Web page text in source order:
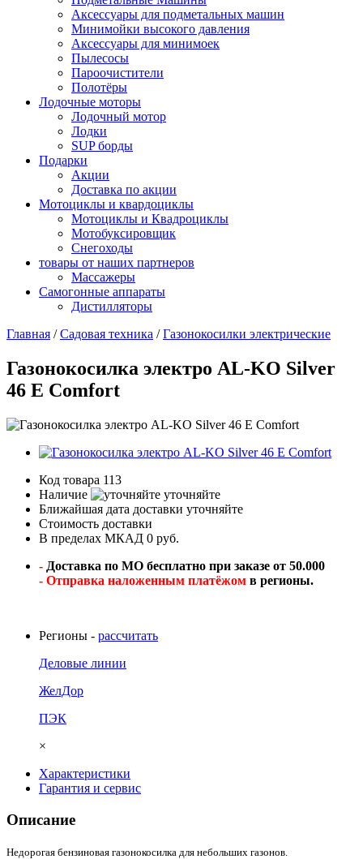
Аксессуары для подметальных машин
Минимойки высокого давления
Аксессуары для минимоек
Пылесосы
Пароочистители
Полотёры
Лодочные моторы
Лодочный мотор
Лодки
SUP борды
Подарки
Акции
Доставка по акции
Мотоциклы и квардоциклы
Мотоциклы и Квадроциклы
Мотобуксировщик
Снегоходы
товары от наших партнеров
Массажеры
Самогонные аппараты
Дистилляторы
Главная /Садовая техника /Газонокосилки электрические
Газонокосилка электро AL-KO Silver
46 E Comfort
Код товара 113
Наличие
уточняйте
Ближайшая дата доставки уточняйте
Стоимость доставки
В пределах МКАД 0 руб.
- Доставка по МО бесплатно при заказе от 50.000
- Отправка наложенным платёжом в регионы.
Регионы - рассчитать
Деловые линии
ЖелДор
ПЭК
×
Характеристики
Гарантия и сервис
Описание
Недорогая бензиновая газонокосилка для небольших газонов.